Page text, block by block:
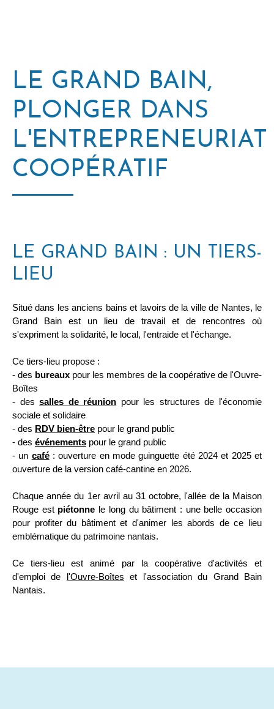
LE GRAND BAIN,
PLONGER DANS
L'ENTREPRENEURIAT
COOPÉRATIF
LE GRAND BAIN : UN TIERS-
LIEU
Situé dans les anciens bains et lavoirs de la ville de Nantes, le
Grand Bain est un lieu de travail et de rencontres où
s'expriment la solidarité, le local, l'entraide et l'échange.
Ce tiers-lieu propose :
- des bureaux pour les membres de la coopérative de l'Ouvre-
Boîtes
- dessalles de réunion pour les structures de l'économie
sociale et solidaire
- des RDV bien-être pour le grand public
- des événements pour le grand public
- un café: ouverture en mode guinguette été 2024 et 2025 et
ouverture de la version café-cantine en 2026.
Chaque année du 1er avril au 31 octobre, l'allée de la Maison
Rouge est piétonne le long du bâtiment : une belle occasion
pour profiter du bâtiment et d'animer les abords de ce lieu
emblématique du patrimoine nantais.
Ce tiers-lieu est animé par la coopérative d'activités et
d'emploi de
l'Ouvre-Boîtes et l'association du Grand Bain
Nantais.